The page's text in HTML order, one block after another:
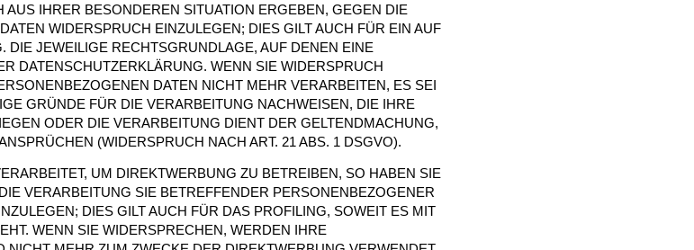
IHRER BESONDEREN SITUATION ERGEBEN, GEGEN DIE
WIDERSPRUCH EINZULEGEN; DIES GILT AUCH FÜR EIN AUF
JEWEILIGE RECHTSGRUNDLAGE, AUF DENEN EINE
DATENSCHUTZERKLÄRUNG. WENN SIE WIDERSPRUCH
DATEN NICHT MEHR VERARBEITEN, ES SEI
GRÜNDE FÜR DIE VERARBEITUNG NACHWEISEN, DIE IHRE
ODER DIE VERARBEITUNG DIENT DER GELTENDMACHUNG,
(WIDERSPRUCH NACH ART. 21 ABS. 1 DSGVO).
UM DIREKTWERBUNG ZU BETREIBEN, SO HABEN SIE
VERARBEITUNG SIE BETREFFENDER PERSONENBEZOGENER
DIES GILT AUCH FÜR DAS PROFILING, SOWEIT ES MIT
WENN SIE WIDERSPRECHEN, WERDEN IHRE